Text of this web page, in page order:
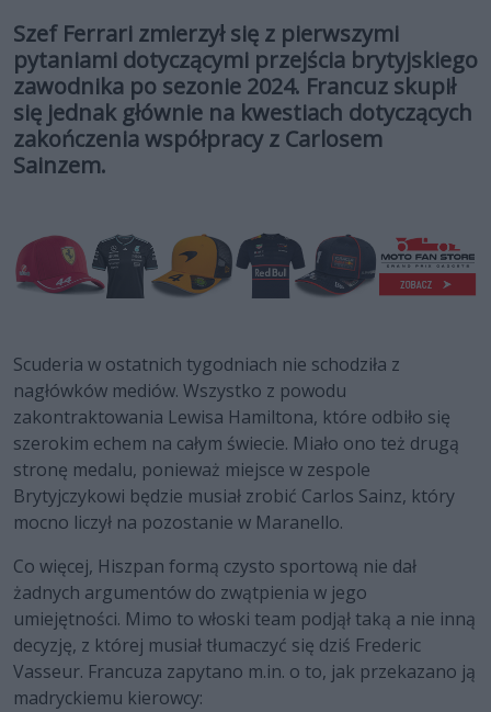
Szef Ferrari zmierzył się z pierwszymi
pytaniami dotyczącymi przejścia brytyjskiego
zawodnika po sezonie 2024. Francuz skupił
się jednak głównie na kwestiach dotyczących
zakończenia współpracy z Carlosem
Sainzem.
Scuderia w ostatnich tygodniach nie schodziła z
nagłówków mediów. Wszystko z powodu
zakontraktowania Lewisa Hamiltona, które odbiło się
szerokim echem na całym świecie. Miało ono też drugą
stronę medalu, ponieważ miejsce w zespole
Brytyjczykowi będzie musiał zrobić Carlos Sainz, który
mocno liczył na pozostanie w Maranello.
Co więcej, Hiszpan formą czysto sportową nie dał
żadnych argumentów do zwątpienia w jego
umiejętności. Mimo to włoski team podjął taką a nie inną
decyzję, z której musiał tłumaczyć się dziś Frederic
Vasseur. Francuza zapytano m.in. o to, jak przekazano ją
madryckiemu kierowcy: